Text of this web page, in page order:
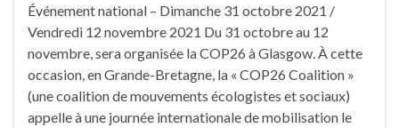
Événement national – Dimanche 31 octobre 2021 /
Vendredi 12 novembre 2021 Du 31 octobre au 12
novembre, sera organisée la COP26 à Glasgow. À cette
occasion, en Grande-Bretagne, la « COP26 Coalition »
(une coalition de mouvements écologistes et sociaux)
appelle à une journée internationale de mobilisation le